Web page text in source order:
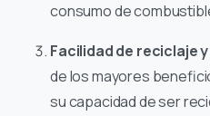
consumo de
Facilidad de reciclaje
de los mayores
su capacidad de ser